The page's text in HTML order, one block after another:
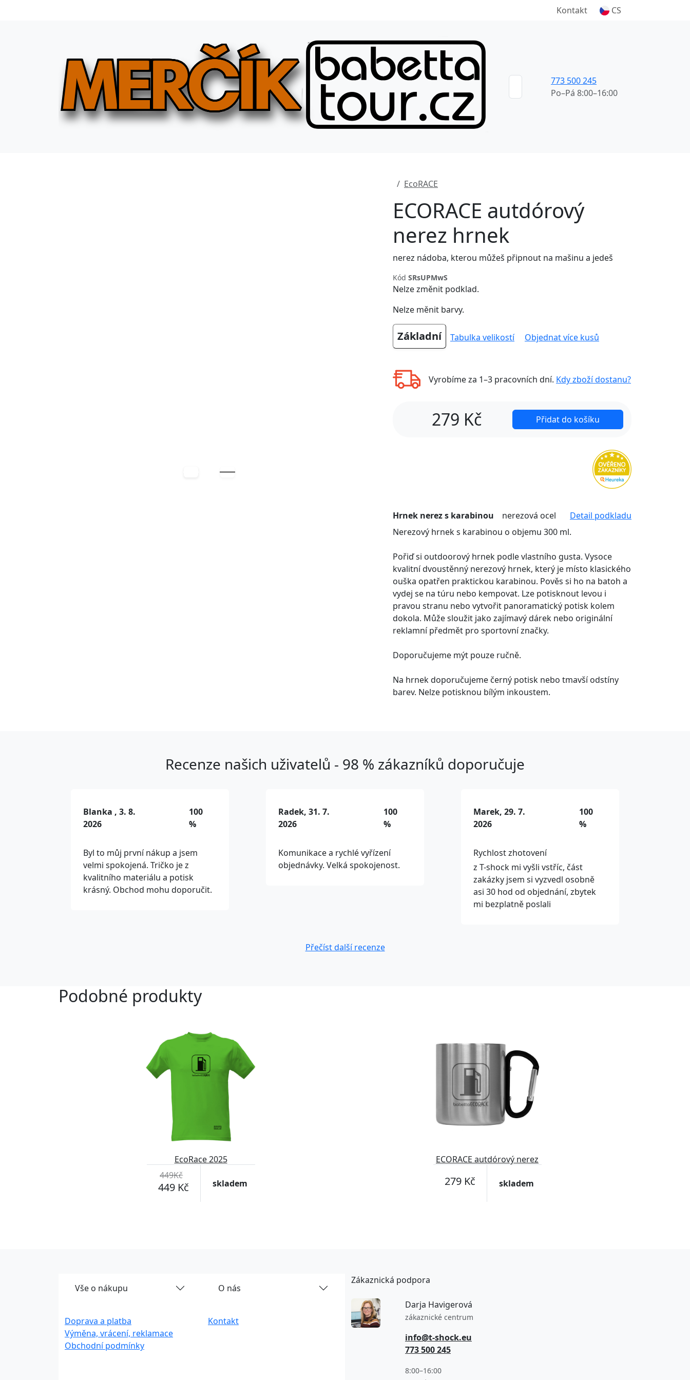
Kontakt CS
773 500 245
Po–Pá 8:00–16:00
EcoRACE
ECORACE autdórový
nerez hrnek
nerez nádoba, kterou můžeš připnout na mašinu a jedeš
Kód SRsUPMwS
Nelze změnit podklad.
Nelze měnit barvy.
Základní Tabulka velikostí Objednat více kusů
Vyrobíme za 1–3 pracovních dní. Kdy zboží dostanu?
279 Kč Přidat do košíku
Hrnek nerez s karabinou nerezová ocel
Detail podkladu
Nerezový hrnek s karabinou o objemu 300 ml.
Pořiď si outdoorový hrnek podle vlastního gusta. Vysoce
kvalitní dvoustěnný nerezový hrnek, který je místo klasického
ouška opatřen praktickou karabinou. Pověs si ho na batoh a
vydej se na túru nebo kempovat. Lze potisknout levou i
pravou stranu nebo vytvořit panoramatický potisk kolem
dokola. Může sloužit jako zajímavý dárek nebo originální
reklamní předmět pro sportovní značky.
Doporučujeme mýt pouze ručně.
Na hrnek doporučujeme černý potisk nebo tmavší odstíny
barev. Nelze potisknou bílým inkoustem.
Recenze našich uživatelů - 98 % zákazníků doporučuje
Blanka , 3. 8.
2026
100
%
Byl to můj první nákup a jsem
velmi spokojená. Tričko je z
kvalitního materiálu a potisk
krásný. Obchod mohu doporučit.
Radek, 31. 7.
2026
100
%
Komunikace a rychlé vyřízení
objednávky. Velká spokojenost.
Marek, 29. 7.
2026
100
%
Rychlost zhotovení
z T-shock mi vyšli vstříc, část
zakázky jsem si vyzvedl osobně
asi 30 hod od objednání, zbytek
mi bezplatně poslali
Přečíst další recenze
Podobné produkty
EcoRace 2025
449Kč
449 Kč skladem
ECORACE autdórový nerez
279 Kč skladem
Vše o nákupu
Doprava a platba
Výměna, vrácení, reklamace
Obchodní podmínky
O nás
Kontakt
Zákaznická podpora
Darja Havigerová
zákaznické centrum
info@t-shock.eu
773 500 245
8:00–16:00